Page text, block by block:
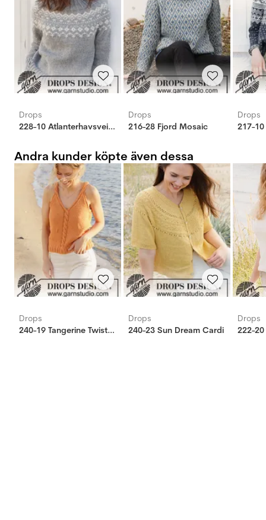
Drops
228-10 Atlanterhavsveien
Drops
216-28 Fjord Mosaic
Drops
217-
Andra kunder köpte även dessa
Drops
240-19 Tangerine Twist Top
Drops
240-23 Sun Dream Cardi
Drops
222-